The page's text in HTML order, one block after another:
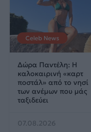
Celeb News
Δώρα Παντέλη: Η
καλοκαιρινή «καρτ
ποστάλ» από το νησί
των ανέμων που μάς
ταξιδεύει
07.08.2026